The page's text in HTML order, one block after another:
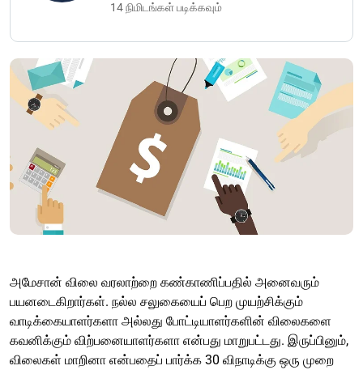
14 நிமிடங்கள் படிக்கவும்
அமேசான் விலை வரலாற்றை கண்காணிப்பதில் அனைவரும்
பயனடைகிறார்கள். நல்ல சலுகையைப் பெற முயற்சிக்கும்
வாடிக்கையாளர்களா அல்லது போட்டியாளர்களின் விலைகளை
கவனிக்கும் விற்பனையாளர்களா என்பது மாறுபட்டது. இருப்பினும்,
விலைகள் மாறினா என்பதைப் பார்க்க 30 விநாடிக்கு ஒரு முறை